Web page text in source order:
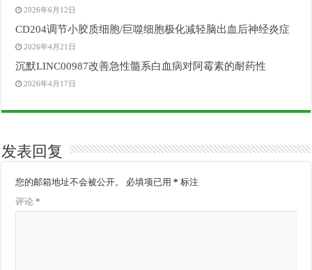
2026年6月12日
CD204调节小胶质细胞/巨噬细胞极化减轻脑出血后神经炎症
2026年4月21日
沉默LINC00987改善急性髓系白血病对阿霉素的耐药性
2026年4月17日
发表回复
您的邮箱地址不会被公开。 必填项已用* 标注
评论*